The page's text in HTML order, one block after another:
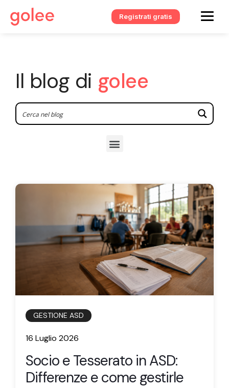
Registrati gratis
Il blog di golee
GESTIONE ASD
16 Luglio 2026
Socio e Tesserato in ASD:
Differenze e come gestirle